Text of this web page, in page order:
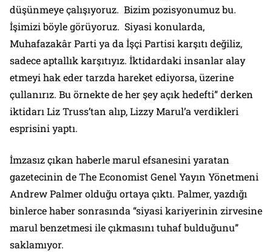
düşünmeye çalışıyoruz. Bizim pozisyonumuz bu.
İşimizi böyle görüyoruz. Siyasi konularda,
Muhafazakâr Parti ya da İşçi Partisi karşıtı değiliz,
sadece aptallık karşıtıyız. İktidardaki insanlar alay
etmeyi hak eder tarzda hareket ediyorsa, üzerine
çullanırız. Bu örnekte de her şey açık hedefti” derken
iktidarı Liz Truss’tan alıp, Lizzy Marul’a verdikleri
esprisini yaptı.
İmzasız çıkan haberle marul efsanesini yaratan
gazetecinin de The Economist Genel Yayın Yönetmeni
Andrew Palmer olduğu ortaya çıktı. Palmer, yazdığı
binlerce haber sonrasında “siyasi kariyerinin zirvesine
marul benzetmesi ile çıkmasını tuhaf bulduğunu”
saklamıyor.